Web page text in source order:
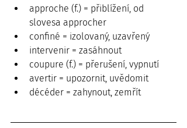
approche (f.) = přiblížení, od
slovesa approcher
confiné = izolovaný, uzavřený
intervenir = zasáhnout
coupure (f.) = přerušení, vypnutí
avertir = upozornit, uvědomit
décéder = zahynout, zemřít